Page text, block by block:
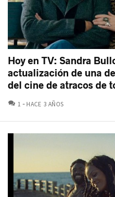
Hoy en TV: Sandra
actualización de una
del cine de atracos de
1 COMENTARIOS
HACE 3 AÑOS